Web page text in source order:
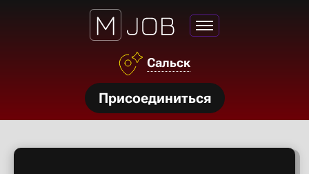
Сальск
Присоединиться